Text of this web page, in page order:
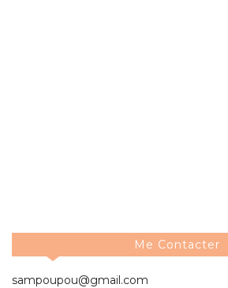
Me Contacter
sampoupou@gmail.com